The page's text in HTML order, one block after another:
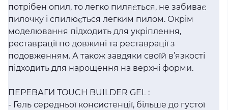
потрібен опил, то легко пиляється, не забиває
пилочку і спилюється легким пилом. Окрім
моделювання підходить для укріплення,
реставрації по довжині та реставрації з
подовженням. А також завдяки своїй в’язкості
підходить для нарощення на верхні форми.
ПЕРЕВАГИ TOUCH BUILDER GEL :
- Гель середньої консистенції, більше до густої